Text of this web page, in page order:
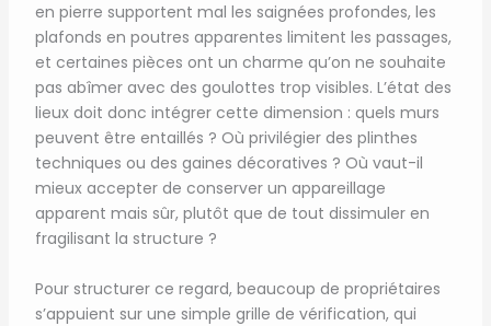
en pierre supportent mal les saignées profondes, les
plafonds en poutres apparentes limitent les passages,
et certaines pièces ont un charme qu’on ne souhaite
pas abîmer avec des goulottes trop visibles. L’état des
lieux doit donc intégrer cette dimension : quels murs
peuvent être entaillés ? Où privilégier des plinthes
techniques ou des gaines décoratives ? Où vaut-il
mieux accepter de conserver un appareillage
apparent mais sûr, plutôt que de tout dissimuler en
fragilisant la structure ?
Pour structurer ce regard, beaucoup de propriétaires
s’appuient sur une simple grille de vérification, qui